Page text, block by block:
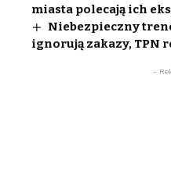
miasta polecają ich
Niebezpieczny
ignorują zakazy, TPN
-